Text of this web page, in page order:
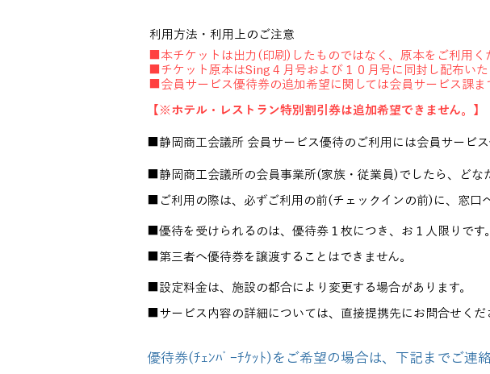
利用方法・利用上のご注意
■本チケットは出力(印刷)したものではなく、原本をご利用く
■チケット原本はSing４月号および１０月号に同封し配布いた
■​会員サービス優待券の追加希望に関しては会員サービス課ま
【※ホテル・レストラン特別割引券は追加希望できません。】
■静岡商工会議所 会員サービス優待のご利用には会員サービス
■静岡商工会議所の会員事業所(家族・従業員)でしたら、どな
■ご利用の際は、必ずご利用の前(チェックインの前)に、窓口
■優待を受けられるのは、優待券１枚につき、お１人限りです。
■第三者へ優待券を譲渡することはできません。
■設定料金は、施設の都合により変更する場合があります。
■サービス内容の詳細については、直接提携先にお問合せくだ
優待券(ﾁｪﾝﾊﾞｰﾁｹｯﾄ)をご希望の場合は、下記までご連絡